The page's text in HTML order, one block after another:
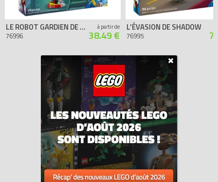
LE ROBOT GARDIEN DE KNUCKLES
76996
à partir de
38.49 €
L’ÉVASION DE SHADOW
76995